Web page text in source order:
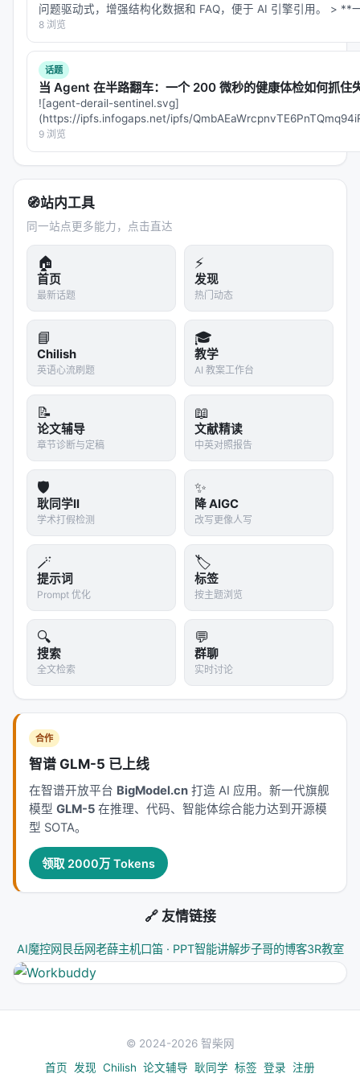
（比如哪种方法达到了多少准确率），所以我无法告
诉你具体数字是多少。我在互联网上的搜索没有找到
更详细的方法论细节或者具体的基准测试结果。另
外，技能生成和技能执行之间的关系在论文中没有深
入讨论——如果生成的技能在执行时失败了，是因为
生成本身就有问题，还是因为执行环境出了偏差？这
个问题在论文里似乎没有得到充分的解答。
还有一个问题我想提出来：这个基准测试评估的是"技
能生成管道"的质量，包括生成器、格式和执行环境整
套流程。但它没有单独评估"AI 模型本身"的能力——
这意味着如果一个方法用的是很差的模型但配上很好
的后处理，结果也可能看起来不错。这样就无法真正
区分"模型真的学会了这个任务"和"后处理弥补了模型
的不足"。
我也不是完全理解"确定性执行检查"具体是怎么工作
的。如果一个技能需要多步操作，其中一步失败了，
是算整 个技能失败，还是只算那一步失败？不同的判
定方式会显著改变对"好技能"的定义。
技能生成的评估维度还可以更丰富。比如一个技能可
以对（right）但不够优雅（elegant）——它能完成任
务，但使用了不必要复杂的步骤。从长期记忆和泛化
能力的角度看，这种不优雅的技能可能不如一个更简
洁的技能，尽管两者在"能否完成任务"这个维度上没有
差别。
我注意到作者来自不同的机构但没有列出他们所属的
实验室或组织，这在一定程度上影响了判断这些研究
者是否有特定的立场或偏向。
关于这个研究的可信度，我有一些不确定的地方。在
摘要中没有看到"同行评审"或"已接受"的信息，所以这
篇论文可能还在审稿阶段，方法还没有被广泛验证。
我没有找到代码仓库或数据集的链接。
总而言之：SkillGenBench 提出了一个有价值的问题
——AI 能不能自己生成可执行、可复用、正确的技
能？它设计的基准测试覆盖了两种生成时机和两种原
材料来源，评估基于实际执行效果而不是只看文本描
述。这项研究的意义在于把技能生成这个问题单独拎
出来研究，让研究者可以更公平地比较不同方法。但
我无法告诉你具体数值，因为在公开资料里我没有找
到详细的实验结果。这个研究目前的状态也需要进一
论文信息
：Yifan Zhou, Zhentao Zhang, Ziming Cheng,
Shuo Zhang, Qizhen Lan, Zhangquan Chen, Zhi
问题驱动式，增强结构化数据和 FAQ，便于 AI 引擎引用。 >
8 浏览
话题
当 Agent 在半路翻车：一个 200 微秒的健康体检如何抓住
![agent-derail-sentinel.svg]
(https://ipfs.infogaps.net/ipfs/
filename=age…
9 浏览
🧭站内工具
同一站点更多能力，点击直达
🏠
首页
最新话题
⚡
发现
热门动态
📘
Chilish
英语心流刷题
🎓
教学
AI 教案工作台
📝
论文辅导
章节诊断与定稿
📖
文献精读
中英对照报告
🛡️
耿同学II
学术打假检测
✨
降 AIGC
改写更像人写
🪄
提示词
Prompt 优化
🏷️
标签
按主题浏览
🔍
搜索
全文检索
💬
群聊
实时讨论
合作
智谱 GLM-5 已上线
在智谱开放平台 BigModel.cn 打造 AI 应用。新一代旗舰
模型 GLM-5 在推理、代码、智能体综合能力达到开源模
型 SOTA。
领取 2000万 Tokens
🔗 友情链接
AI魔控网 艮岳网老薛主机口笛 · PPT智能讲解步子哥的博客3R教室
© 2024-2026 智柴网
首页
发现 Chilish 论文辅导 耿同学 标签 登录 注册